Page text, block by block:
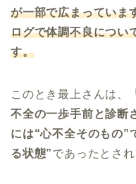
が一部で広まっていま
ログで体調不良につい
す。
このとき最上さんは、
不全の一歩手前と診断
には“心不全そのもの”
る状態”であったとされ